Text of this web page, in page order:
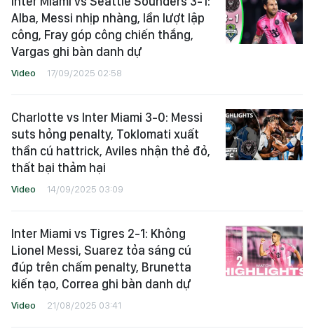
Alba, Messi nhịp nhàng, lần lượt lập
công, Fray góp công chiến thắng,
Vargas ghi bàn danh dự
Video 17/09/2025 02:58
Charlotte vs Inter Miami 3-0: Messi
suts hỏng penalty, Toklomati xuất
thần cú hattrick, Aviles nhận thẻ đỏ,
thất bại thảm hại
Video 14/09/2025 03:09
Inter Miami vs Tigres 2-1: Không
Lionel Messi, Suarez tỏa sáng cú
đúp trên chấm penalty, Brunetta
kiến tạo, Correa ghi bàn danh dự
Video 21/08/2025 03:41